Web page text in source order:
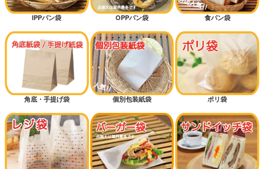
IPPパン袋 OPPパン袋 食パン袋
角底・手提げ袋 個別包装紙袋 ポリ袋